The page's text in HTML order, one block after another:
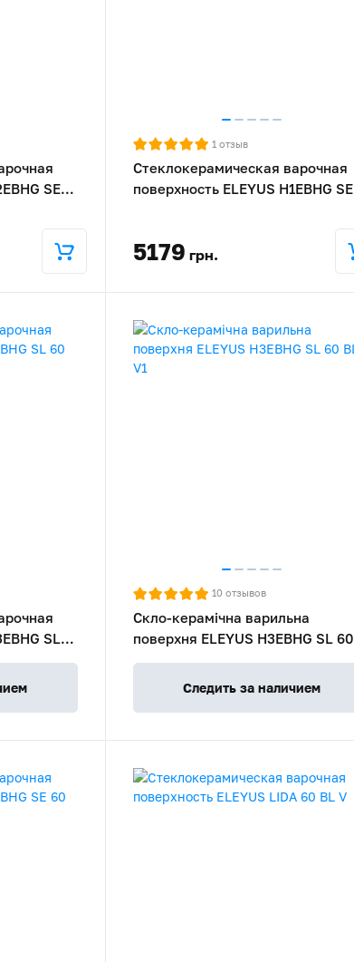
SE
1 отзыв
Стеклокерамическая варочная
поверхность ELEYUS H1EBHG SE
5179 грн.
SL
10 отзывов
Скло-керамічна варильна
поверхня ELEYUS H3EBHG SL 60
BL V1
Следить за наличием